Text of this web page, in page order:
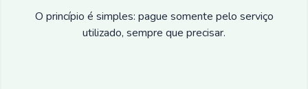
O princípio é simples: pague somente pelo serviço
utilizado, sempre que precisar.